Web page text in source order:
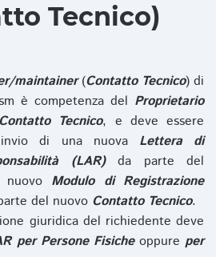
Tecnico)
maintainer(Contatto Tecnico) di
è competenza del Proprietario
Contatto Tecnico, e deve essere
di una nuova Lettera di
(LAR)da parte del
Modulo di Registrazione
del nuovo Contatto Tecnico.
giuridica del richiedente deve
per Persone Fisicheoppure per